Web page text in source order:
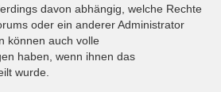
davon abhängig, welche Rechte
oder ein anderer Administrator
können auch volle
haben, wenn ihnen das
wurde.